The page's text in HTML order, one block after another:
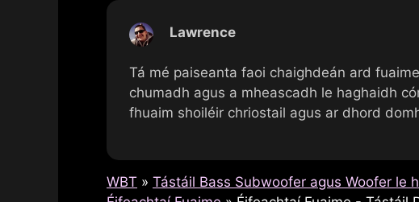
Lawrence
Tá mé paiseanta faoi chaighdeán ard
chumadh agus a mheascadh le haghaidh
fhuaim shoiléir chriostail agus ar dhord
WBT » Tástáil Bass Subwoofer agus Woofer le